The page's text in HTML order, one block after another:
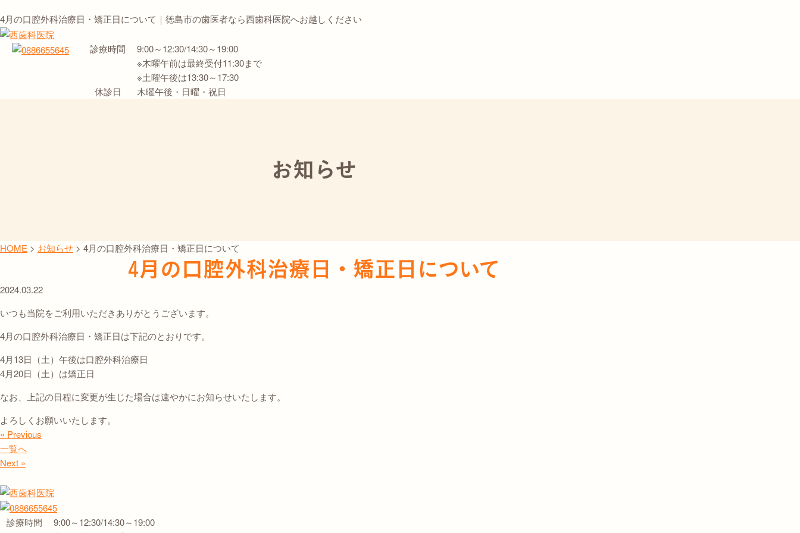
4月の口腔外科治療日・矯正日について｜徳島市の歯医者なら西歯科医院へお越しください
診療時間
9:00～12:30/14:30～19:00
※木曜午前は最終受付11:30まで
※土曜午後は13:30～17:30
休診日
木曜午後・日曜・祝日
お知らせ
HOME > お知らせ > 4月の口腔外科治療日・矯正日について
4月の口腔外科治療日・矯正日について
2024.03.22
いつも当院をご利用いただきありがとうございます。
4月の口腔外科治療日・矯正日は下記のとおりです。
4月13日（土）午後は口腔外科治療日
4月20日（土）は矯正日
なお、上記の日程に変更が生じた場合は速やかにお知らせいたします。
よろしくお願いいたします。
« Previous
一覧へ
Next »
診療時間
9:00～12:30/14:30～19:00